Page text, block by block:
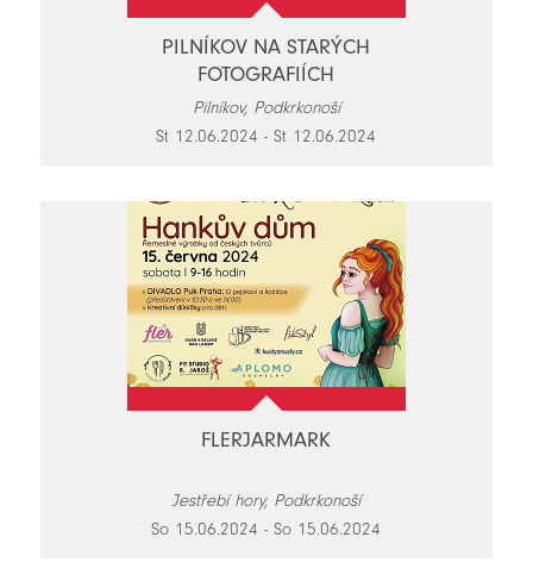
PILNÍKOV NA STARÝCH
FOTOGRAFIÍCH
Pilníkov, Podkrkonoší
St 12.06.2024 - St 12.06.2024
FLERJARMARK
Jestřebí hory, Podkrkonoší
So 15.06.2024 - So 15.06.2024